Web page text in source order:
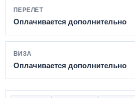
ПЕРЕЛЕТ
Оплачивается дополнительно
ВИЗА
Оплачивается дополнительно